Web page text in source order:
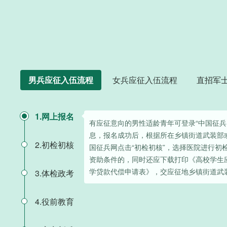
男兵应征入伍流程 女兵应征入伍流程 直招军
1.网上报名
有应征意向的男性适龄青年可登录“中国征
息，报名成功后，根据所在乡镇街道武装
国征兵网点击“初检初核”，选择医院进行初
资助条件的，同时还应下载打印《高校学
学贷款代偿申请表》，交应征地乡镇街道
2.初检初核
3.体检政考
4.役前教育